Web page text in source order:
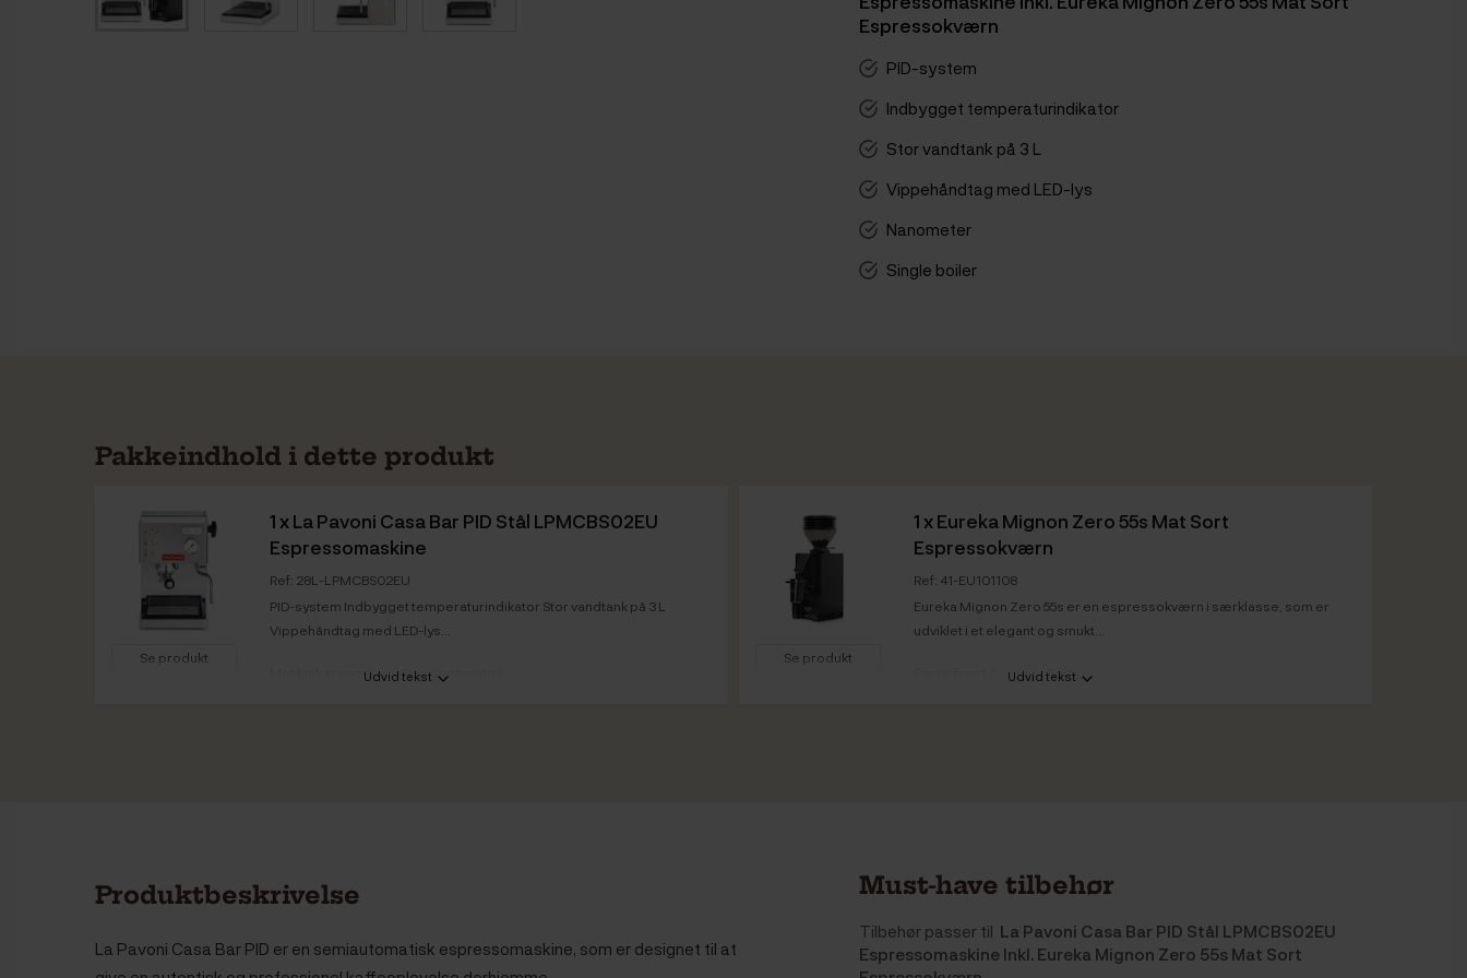
Espressokværn
PID-system
Indbygget temperaturindikator
Stor vandtank på 3 L
Vippehåndtag med LED-lys
Nanometer
Single boiler
Pakkeindhold i dette produkt
Se produkt
1 xLa Pavoni Casa Bar PID Stål LPMCBS02EU
Espressomaskine
Ref: 28L-LPMCBS02EU
PID-system Indbygget temperaturindikator Stor vandtank på 3 L
Vippehåndtag med LED-lys...
Maskinkategori
Semiautomatisk
Udvid tekst
Se produkt
1 xEureka Mignon Zero 55s Mat Sort
Espressokværn
Ref: 41-EU101108
Eureka Mignon Zero 55s er en espressokværn i særklasse, som er
udviklet i et elegant og smukt...
Sort
Udvid tekst
Produktbeskrivelse
La Pavoni Casa Bar PID er en semiautomatisk espressomaskine, som er designet til at
Must-have tilbehør
Tilbehør passer til La Pavoni Casa Bar PID Stål LPMCBS02EU
Espressomaskine Inkl. Eureka Mignon Zero 55s Mat Sort